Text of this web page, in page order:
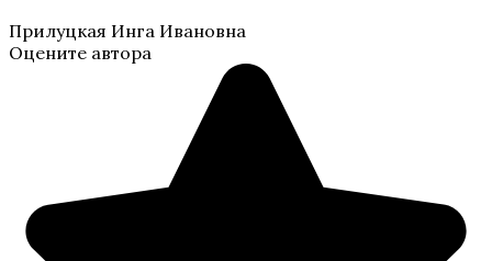
Прилуцкая Инга Ивановна
Оцените автора